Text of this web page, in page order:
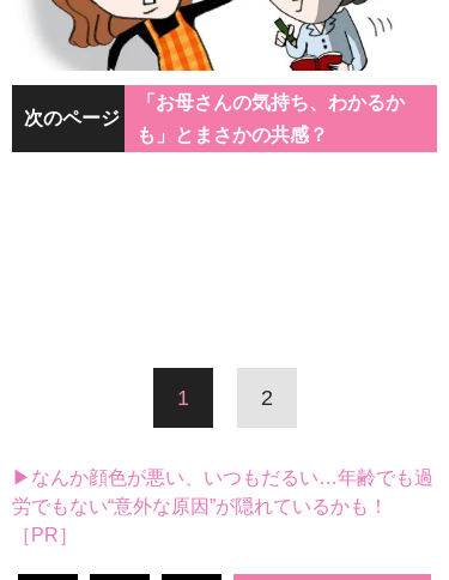
次のページ
「お母さんの気持ち、わかるか
も」とまさかの共感？
1 2
▶なんか顔色が悪い、いつもだるい…年齢でも過
労でもない“意外な原因”が隠れているかも！
［PR］